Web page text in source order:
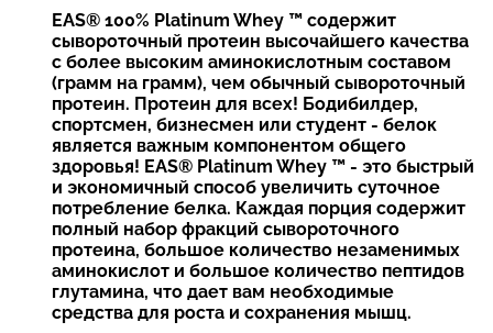
EAS® 100% Platinum Whey ™ содержит
сывороточный протеин высочайшего качества
с более высоким аминокислотным составом
(грамм на грамм), чем обычный сывороточный
протеин. Протеин для всех! Бодибилдер,
спортсмен, бизнесмен или студент - белок
является важным компонентом общего
здоровья! EAS® Platinum Whey ™ - это быстрый
и экономичный способ увеличить суточное
потребление белка. Каждая порция содержит
полный набор фракций сывороточного
протеина, большое количество незаменимых
аминокислот и большое количество пептидов
глутамина, что дает вам необходимые
средства для роста и сохранения мышц.